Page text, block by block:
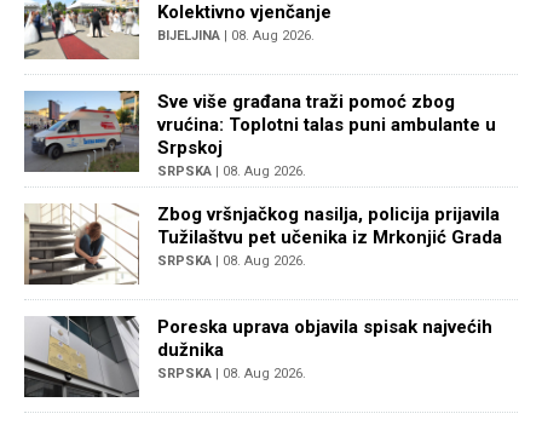
Kolektivno vjenčanje
BIJELJINA | 08. Aug 2026.
Sve više građana traži pomoć zbog
vrućina: Toplotni talas puni ambulante u
Srpskoj
SRPSKA | 08. Aug 2026.
Zbog vršnjačkog nasilja, policija prijavila
Tužilaštvu pet učenika iz Mrkonjić Grada
SRPSKA | 08. Aug 2026.
Poreska uprava objavila spisak najvećih
dužnika
SRPSKA | 08. Aug 2026.